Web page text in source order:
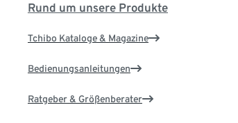
Rund um unsere Produkte
Tchibo Kataloge & Magazine
Bedienungsanleitungen
Ratgeber & Größenberater